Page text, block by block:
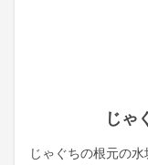
じゃ
じゃぐちの根元の